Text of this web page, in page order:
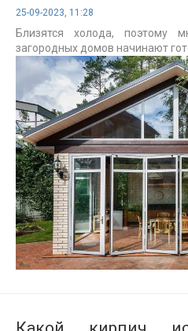
25-09-2023, 11:28
Близятся холода, поэтому
загородных домов начинают